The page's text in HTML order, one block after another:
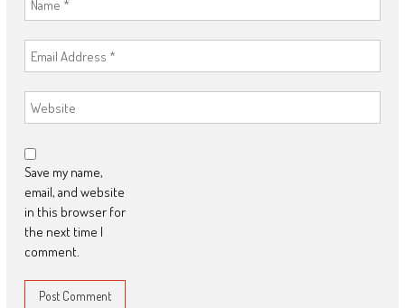
Save my name,
email, and website
in this browser for
the next time I
comment.